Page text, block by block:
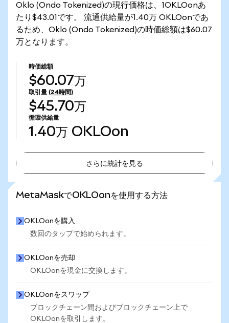
Oklo (Ondo Tokenized)の現行価格は、1OKLOonあ
たり$43.01です。 流通供給量が1.40万 OKLOonであ
るため、Oklo (Ondo Tokenized)の時価総額は$60.07
万となります。
時価総額
$60.07万
取引量 (24時間)
$45.70万
循環供給量
1.40万 OKLOon
さらに統計を見る
MetaMaskでOKLOonを使用する方法
OKLOonを購入
数回のタップで始められます。
OKLOonを売却
OKLOonを現金に交換します。
OKLOonをスワップ
ブロックチェーン間およびブロックチェーン上で
OKLOonを取引します。